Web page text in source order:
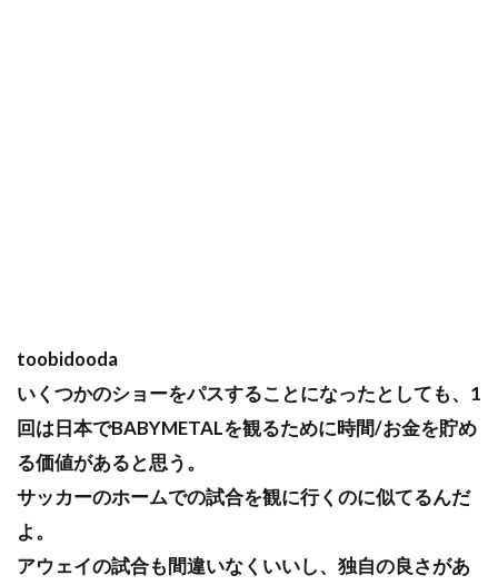
toobidooda
いくつかのショーをパスすることになったとしても、1
回は日本でBABYMETALを観るために時間/お金を貯め
る価値があると思う。
サッカーのホームでの試合を観に行くのに似てるんだ
よ。
アウェイの試合も間違いなくいいし、独自の良さがあ